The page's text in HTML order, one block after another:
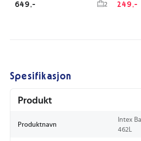
649,- 2 249,-
Spesifikasjon
Produkt
Produktnavn
Intex
462L